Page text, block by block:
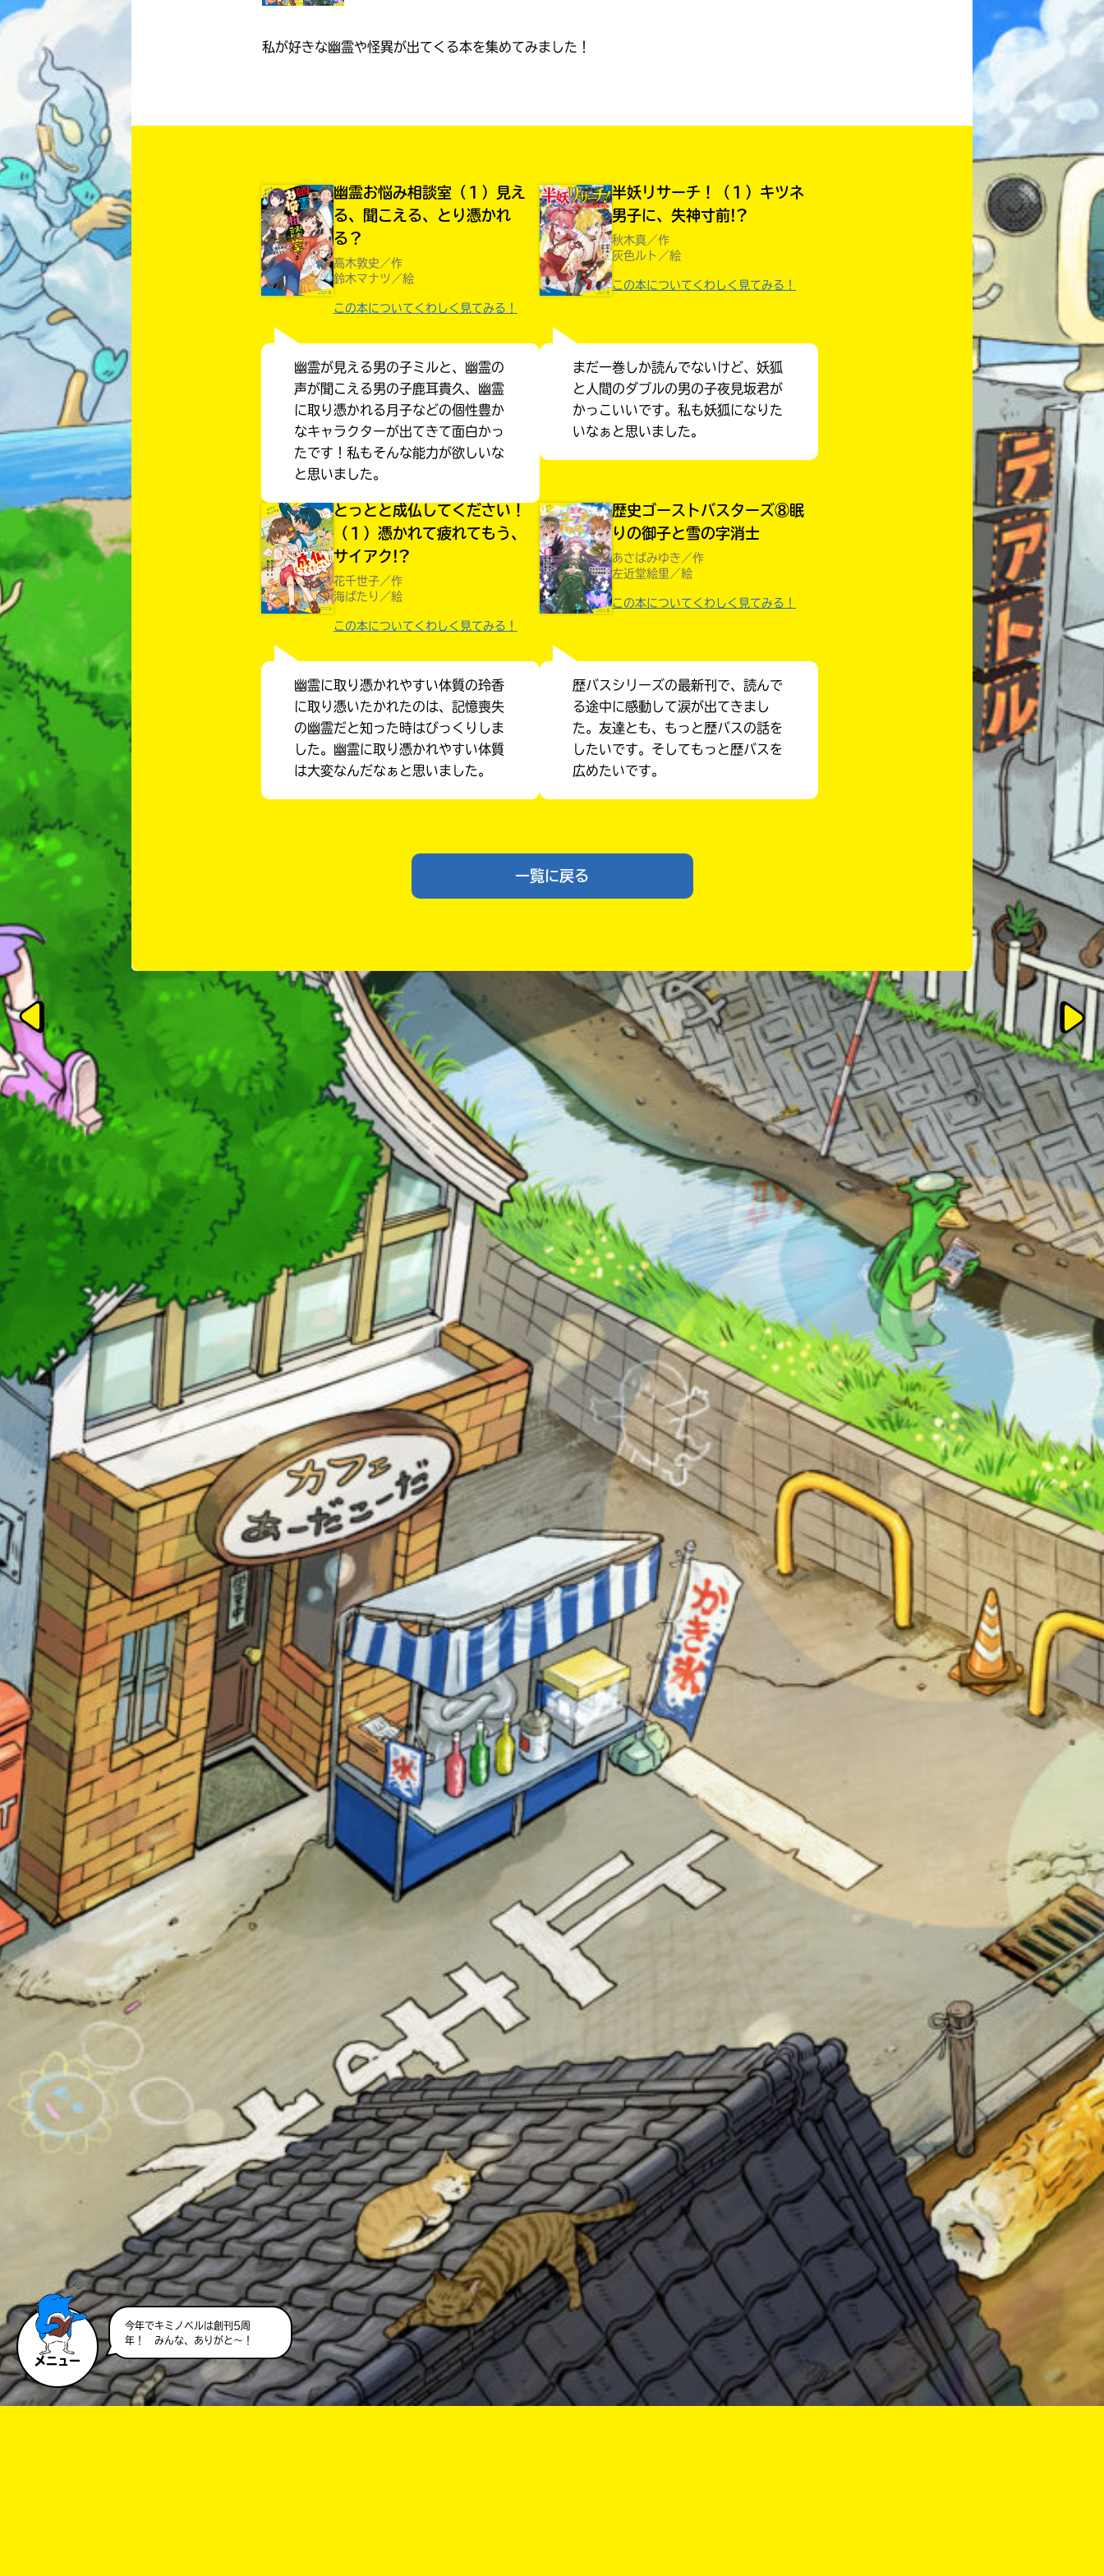
Loading...
メニュー
今年でキミノベルは創刊5周
年！ みんな、ありがと～！
みんなの絵が
ギャラリー
書店に届いた
みんなからのお手紙が
読める
このマチのことを
もっと知りたい
キミに
キーワードから探す
オフィシャルアカウント
SNSでシェアする
私が好きな幽霊や怪異が出てくる本を集めてみました！
幽霊お悩み相談室（１）見え
る、聞こえる、とり憑かれ
る？
高木敦史／作
鈴木マナツ／絵
この本についてくわしく見てみる！
幽霊が見える男の子ミルと、幽霊の
声が聞こえる男の子鹿耳貴久、幽霊
に取り憑かれる月子などの個性豊か
なキャラクターが出てきて面白かっ
たです！私もそんな能力が欲しいな
と思いました。
半妖リサーチ！（１）キツネ
男子に、失神寸前!?
秋木真／作
灰色ルト／絵
この本についてくわしく見てみる！
まだ一巻しか読んでないけど、妖狐
と人間のダブルの男の子夜見坂君が
かっこいいです。私も妖狐になりた
いなぁと思いました。
とっとと成仏してください！
（１）憑かれて疲れてもう、
サイアク!?
花千世子／作
海ばたり／絵
この本についてくわしく見てみる！
幽霊に取り憑かれやすい体質の玲香
に取り憑いたかれたのは、記憶喪失
の幽霊だと知った時はびっくりしま
した。幽霊に取り憑かれやすい体質
は大変なんだなぁと思いました。
歴史ゴーストバスターズ⑧眠
りの御子と雪の字消士
あさばみゆき／作
左近堂絵里／絵
この本についてくわしく見てみる！
歴バスシリーズの最新刊で、読んで
る途中に感動して涙が出てきまし
た。友達とも、もっと歴バスの話を
したいです。そしてもっと歴バスを
広めたいです。
一覧に戻る
い
い
え
入
力
エ
ラ
が
の
で、
も
度
確
認
し
て
み
て
ね
戻る